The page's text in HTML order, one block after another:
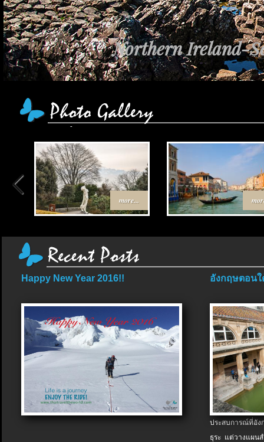
Northern Ireland-
more...
Happy New Year 2016!! อังกฤษตอนใ
ประสบการณ์ที่อัง
ธุระ แต่วางแผน